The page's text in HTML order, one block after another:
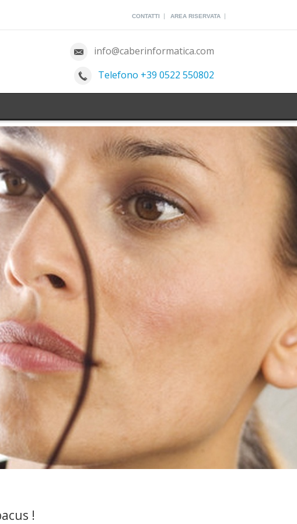
CONTATTI | AREA RISERVATA |
info@caberinformatica.com
Telefono +39 0522 550802
!